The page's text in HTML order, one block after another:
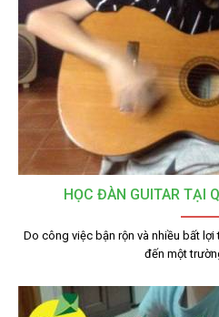
HỌC ĐÀN GUITAR TẠI
Do công việc bận rộn và nhiều bất
đến một